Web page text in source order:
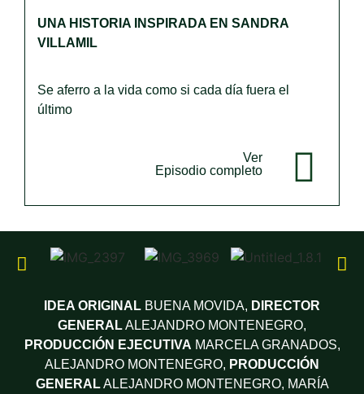
UNA HISTORIA INSPIRADA EN SANDRA
VILLAMIL
Se aferro a la vida como si cada día fuera el
último
Ver
Episodio completo
IDEA ORIGINAL BUENA MOVIDA, DIRECTOR
GENERALALEJANDRO MONTENEGRO,
PRODUCCIÓN EJECUTIVA MARCELA GRANADOS,
ALEJANDRO MONTENEGRO, PRODUCCIÓN
GENERALALEJANDRO MONTENEGRO, MARÍA